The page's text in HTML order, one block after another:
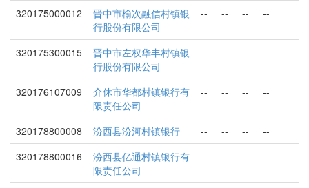
320175000012
晋中市榆次融信村镇银
行股份有限公司
-- -- -- --
320175300015
晋中市左权华丰村镇银
行股份有限公司
-- -- -- --
320176107009
介休市华都村镇银行有
限责任公司
-- -- -- --
320178800008 汾西县汾河村镇银行 -- -- --
--
320178800016
汾西县亿通村镇银行有
限责任公司
-- -- -- --